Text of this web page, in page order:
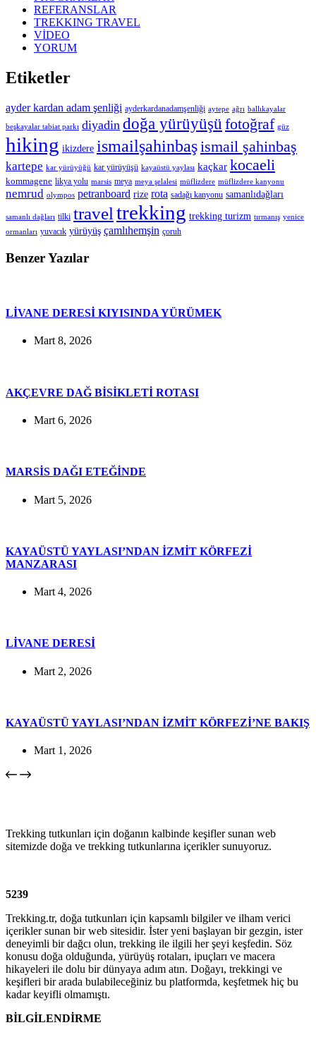
REFERANSLAR
TREKKING TRAVEL
VİDEO
YORUM
Etiketler
ayder kardan adam şenliği ayderkardanadamşenliği aytepe ağrı ballıkayalar
beşkayalar tabiat parkı diyadin doğa yürüyüşü fotoğraf güz
hiking ikizdere ismailşahinbaşismail şahinbaş
kartepe kar yürüyüğü kar yürüyüşü kayaüstü yaylası kaçkar kocaeli
kommagene likya yolu marsis meya meya şelalesi müflizdere müflizdere kanyonu
nemrud olympos petranboard rize rota sadağı kanyonu samanlıdağları
samanlı dağları tilki travel trekking trekking turizm tırmanış yenice
ormanları yuvacık yürüyüş çamlıhemşin çoruh
Benzer Yazılar
LİVANE DERESİ KIYISINDA YÜRÜMEK
Mart 8, 2026
AKÇEVRE DAĞ BİSİKLETİ ROTASI
Mart 6, 2026
MARSİS DAĞI ETEĞİNDE
Mart 5, 2026
KAYAÜSTÜ YAYLASI’NDAN İZMİT KÖRFEZİ
MANZARASI
Mart 4, 2026
LİVANE DERESİ
Mart 2, 2026
KAYAÜSTÜ YAYLASI’NDAN İZMİT KÖRFEZİ’NE BAKIŞ
Mart 1, 2026
Trekking tutkunları için doğanın kalbinde keşifler sunan web
sitemizde doğa ve trekking tutkunlarına içerikler sunuyoruz.
5239
Trekking.tr, doğa tutkunları için kapsamlı bilgiler ve ilham verici
içerikler sunan bir web sitesidir. İster yeni başlayan bir gezgin, ister
deneyimli bir dağcı olun, trekking ile ilgili her şeyi keşfedin. Söz
konusu doğa olduğunda, yürüyüş rotaları, ipuçları ve macera
hikayeleri ile dolu bir dünyaya adım atın. Doğayı, trekkingi ve
keşifleri bir arada bulabileceğiniz bu platformda, keşfetmek hiç bu
kadar keyifli olmamıştı.
BİLGİLENDİRME